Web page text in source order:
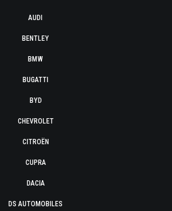
AUDI
BENTLEY
BMW
BUGATTI
BYD
CHEVROLET
CITROËN
CUPRA
DACIA
DS AUTOMOBILES